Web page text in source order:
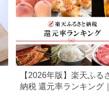
【2026年版】楽天ふる
納税 還元率ランキング